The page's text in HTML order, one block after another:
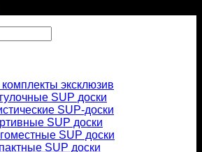
эксклюзив
SUP доски
SUP-доски
SUP доски
SUP доски
SUP доски